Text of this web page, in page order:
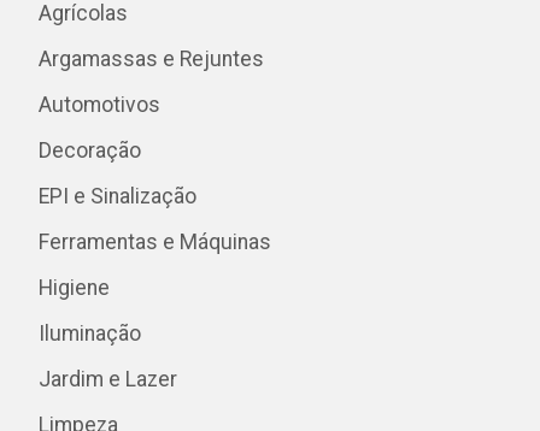
Agrícolas
Argamassas e Rejuntes
Automotivos
Decoração
EPI e Sinalização
Ferramentas e Máquinas
Higiene
Iluminação
Jardim e Lazer
Limpeza